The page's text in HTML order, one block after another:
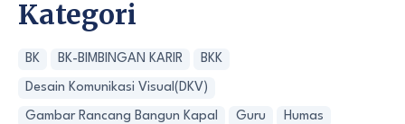
Kategori
BK BK-BIMBINGAN KARIR BKK
Desain Komunikasi Visual(DKV)
Gambar Rancang Bangun Kapal Guru Humas